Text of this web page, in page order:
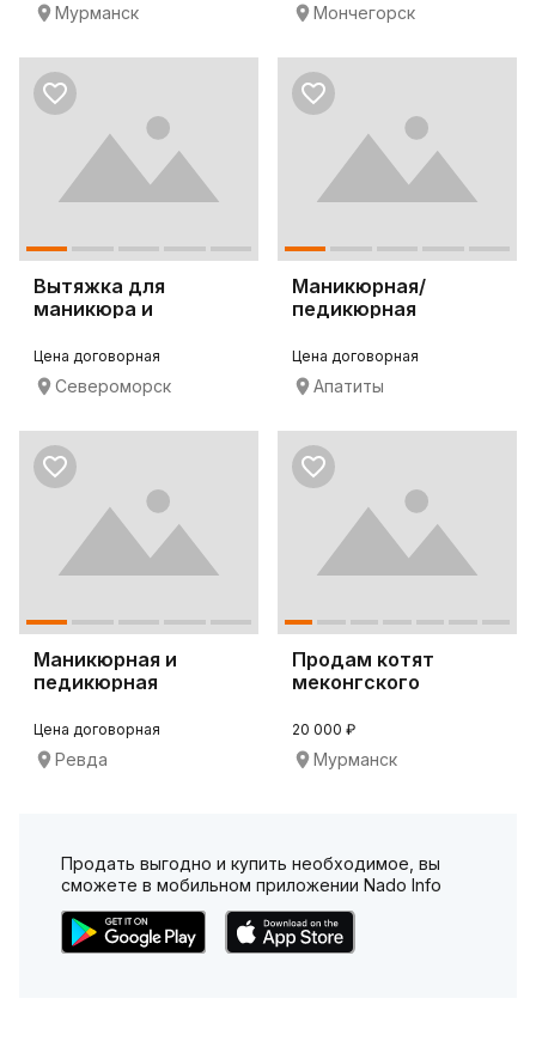
Мурманск Мончегорск
Вытяжка для
маникюра и
Alize
Цена договорная
Североморск
Маникюрная/
педикюрная
Alize
Цена договорная
Апатиты
Маникюрная и
педикюрная
Alize
Цена договорная
Ревда
Продам котят
меконгского
20 000 ₽
Мурманск
Продать выгодно и купить необходимое, вы
сможете в мобильном приложении Nado Info